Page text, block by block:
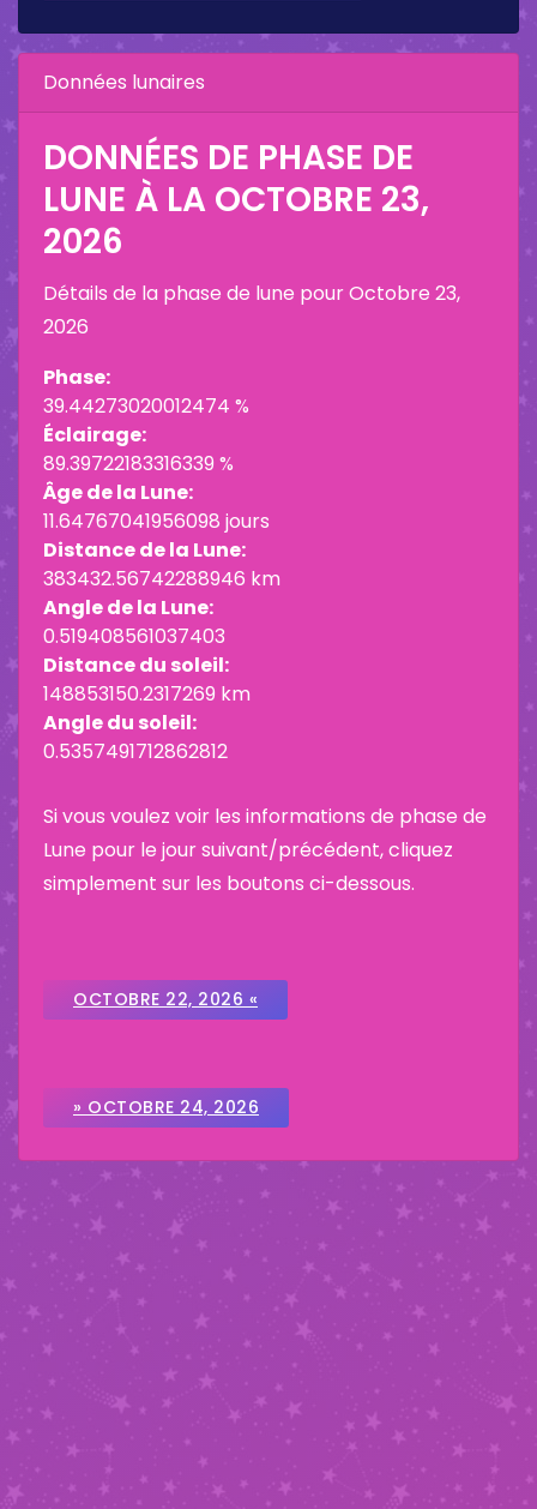
Données lunaires
DONNÉES DE PHASE DE
LUNE À LA OCTOBRE 23,
2026
Détails de la phase de lune pourOctobre 23,
2026
Phase:
39.44273020012474 %
Éclairage:
89.39722183316339 %
Âge de la Lune:
11.64767041956098 jours
Distance de la Lune:
383432.56742288946 km
Angle de la Lune:
0.519408561037403
Distance du soleil:
148853150.2317269 km
Angle du soleil:
0.5357491712862812
Si vous voulez voir les informations de phase de
Lune pour le jour suivant/précédent, cliquez
simplement sur les boutons ci-dessous.
OCTOBRE 22, 2026 «
» OCTOBRE 24, 2026